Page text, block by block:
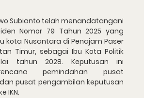
Subianto telah menandatangani
Nomor 79 Tahun 2025 yang
kota Nusantara di Penajam Paser
Timur, sebagai Ibu Kota Politik
tahun 2028. Keputusan ini
pemindahan pusat
pusat pengambilan keputusan
IKN.